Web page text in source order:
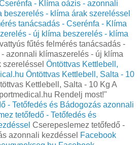
- Klíma oázis - azonnali
beszerelés - klíma árak szereléssel
tanácsadás - Cserénfa - Klíma
- új klíma beszerelés - klíma
fűtés felmérés tanácsadás -
azonnali klímaszerelés - új klíma
szereléssel Öntöttvas Kettlebell,
Öntöttvas Kettlebell, Salta - 10
Kettlebell, Salta - 10 Kg A
Rendelj most!"
- Tetőfedés és Bádogozás azonnali
tetőfedő - Tetőfedés és
Cserepeslemez tetőfedő -
azonnali kezdéssel Facebook